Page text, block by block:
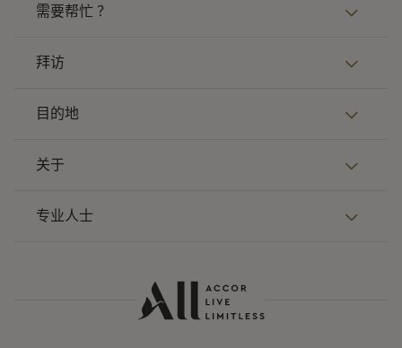
需要帮忙 ？
拜访
目的地
关于
专业人士